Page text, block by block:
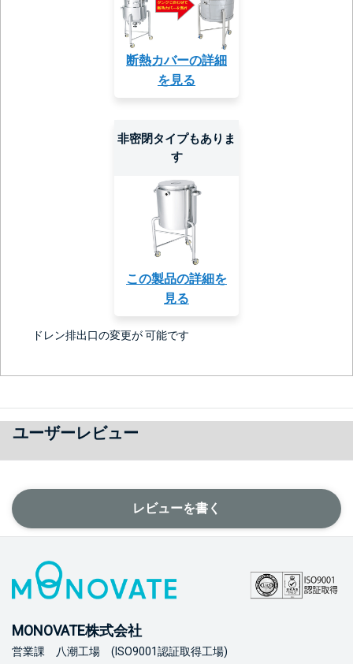
断熱カバーの詳細
を見る
非密閉タイプもありま
す
この製品の詳細を
見る
ドレン排出口の変更が 可能です
ユーザーレビュー
レビューを書く
MONOVATE株式会社
営業課 八潮工場 (ISO9001認証取得工場)